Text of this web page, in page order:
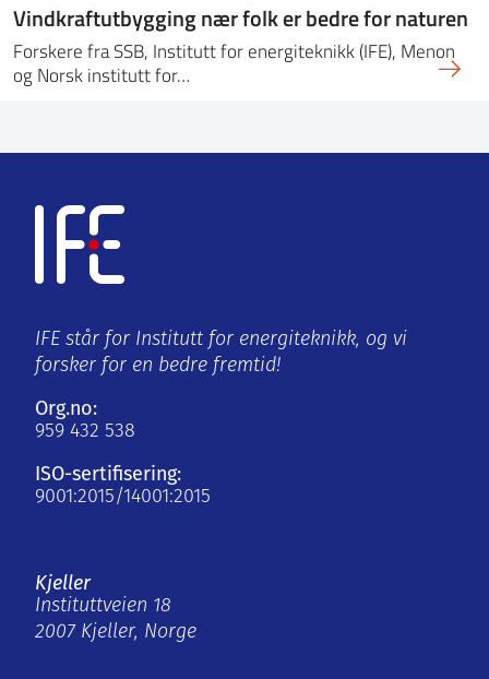
Vindkraftutbygging nær folk er bedre for naturen
Forskere fra SSB, Institutt for energiteknikk (IFE), Menon
og Norsk institutt for…
IFE står for Institutt for energiteknikk, og vi
forsker for en bedre fremtid!
Org.no:
959 432 538
ISO-sertifisering:
9001:2015/14001:2015
Kjeller
Instituttveien 18
2007 Kjeller, Norge